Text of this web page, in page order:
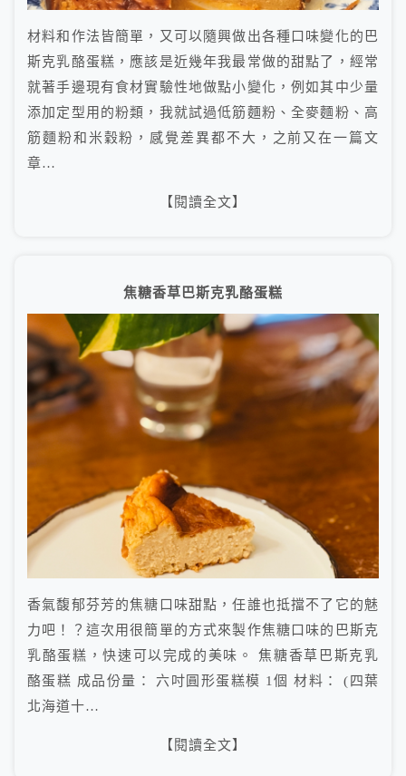
材料和作法皆簡單，又可以隨興做出各種口味變化的巴
斯克乳酪蛋糕，應該是近幾年我最常做的甜點了，經常
就著手邊現有食材實驗性地做點小變化，例如其中少量
添加定型用的粉類，我就試過低筋麵粉、全麥麵粉、高
筋麵粉和米穀粉，感覺差異都不大，之前又在一篇文
章…
【閱讀全文】
焦糖香草巴斯克乳酪蛋糕
香氣馥郁芬芳的焦糖口味甜點，任誰也抵擋不了它的魅
力吧！？這次用很簡單的方式來製作焦糖口味的巴斯克
乳酪蛋糕，快速可以完成的美味。 焦糖香草巴斯克乳
酪蛋糕 成品份量： 六吋圓形蛋糕模 1個 材料： (四葉
北海道十…
【閱讀全文】